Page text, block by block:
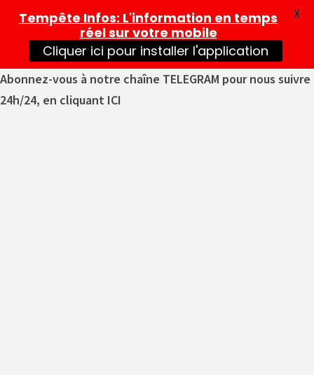
Abonnez-vous à notre chaîne TELEGRAM pour nous suivre
24h/24, en cliquant ICI
Tempête Infos: L'information en temps
réel sur votre mobile
Cliquer ici pour installer l'application
X